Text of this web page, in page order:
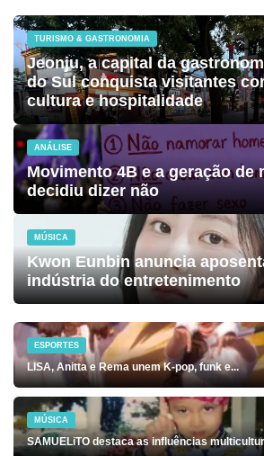
TURISMO & GASTRONOMIA
Jeonju, a capital da
do Sul conquista visitantes
cultura e hospitalidade
ANÁLISE
Movimento 4B e a geração de
decidiu dizer não
MÚSICA
Kwon Eunbin anuncia
indústria do entretenimento
ESPORTES
LISA, Anitta e Rema unem K-pop, funk e...
MÚSICA
SAMUELiTO destaca as influências